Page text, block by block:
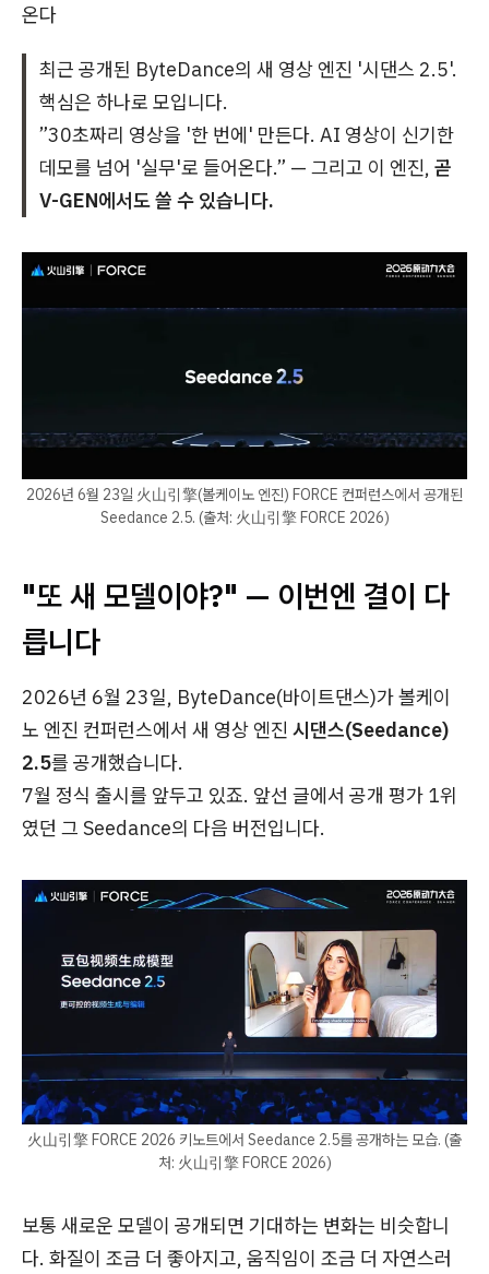
온다
최근 공개된 ByteDance의 새 영상 엔진 '시댄스 2.5'.
핵심은 하나로 모입니다.
”30초짜리 영상을 '한 번에' 만든다. AI 영상이 신기한
데모를 넘어 '실무'로 들어온다.” — 그리고 이 엔진, 곧
V-GEN에서도 쓸 수 있습니다.
2026년 6월 23일 火山引擎(볼케이노 엔진) FORCE 컨퍼런스에서 공개된
Seedance 2.5. (출처: 火山引擎 FORCE 2026)
"또 새 모델이야?" — 이번엔 결이 다
릅니다
2026년 6월 23일, ByteDance(바이트댄스)가 볼케이
노 엔진 컨퍼런스에서 새 영상 엔진 시댄스(Seedance)
2.5를 공개했습니다.
7월 정식 출시를 앞두고 있죠. 앞선 글에서 공개 평가 1위
였던 그 Seedance의 다음 버전입니다.
火山引擎 FORCE 2026 키노트에서 Seedance 2.5를 공개하는 모습. (출
처: 火山引擎 FORCE 2026)
보통 새로운 모델이 공개되면 기대하는 변화는 비슷합니
다. 화질이 조금 더 좋아지고, 움직임이 조금 더 자연스러